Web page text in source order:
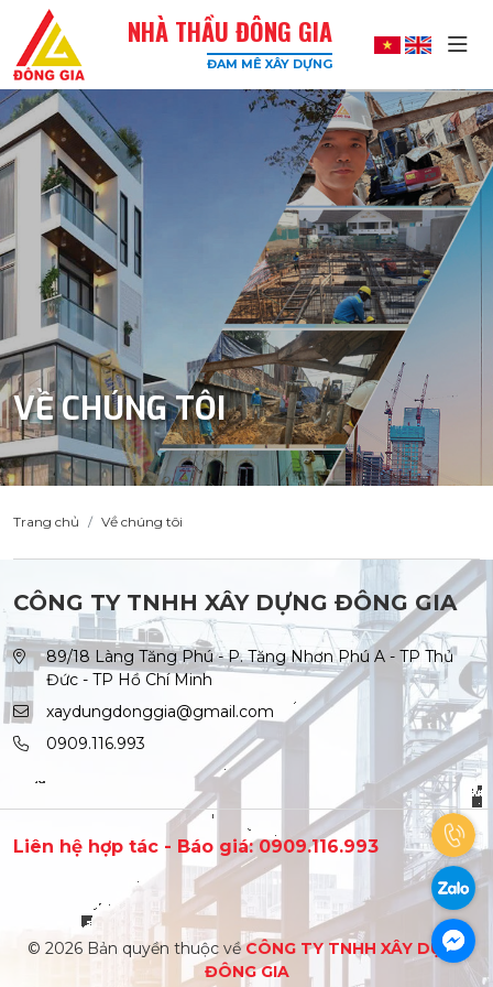
Đông
Gia
-
Công
Xây
Dựng
Uy
Tín,
Chất
Lượng
Cao
NHÀ THẦU ĐÔNG GIA
ĐAM MÊ XÂY DỰNG
VỀ CHÚNG TÔI
Trang chủ Về chúng tôi
CÔNG TY TNHH XÂY DỰNG ĐÔNG GIA
89/18 Làng Tăng Phú - P. Tăng Nhơn Phú A - TP Thủ
Đức - TP Hồ Chí Minh
xaydungdonggia@gmail.com
0909.116.993
Liên hệ hợp tác - Báo giá: 0909.116.993
© 2026 Bản quyền thuộc vềCÔNG TY TNHH XÂY DỰNG
ĐÔNG GIA